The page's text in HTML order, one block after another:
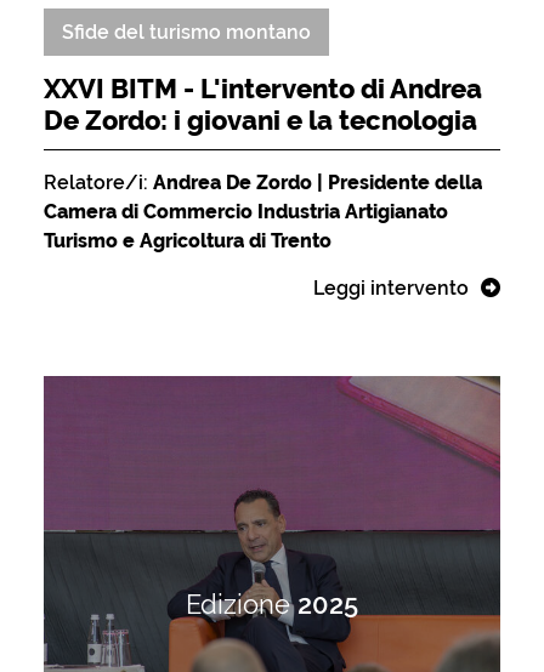
Sfide del turismo montano
XXVI BITM - L'intervento di Andrea
De Zordo: i giovani e la tecnologia
Relatore/i: Andrea De Zordo | Presidente della
Camera di Commercio Industria Artigianato
Turismo e Agricoltura di Trento
Leggi intervento
Edizione2025